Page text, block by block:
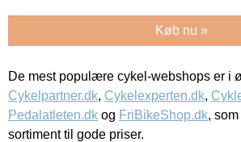
Køb nu »
De mest populære cykel-webshops er i
Cykelpartner.dk, Cykelexperten.dk,
Pedalatleten.dk og FriBikeShop.dk,
sortiment til gode priser.